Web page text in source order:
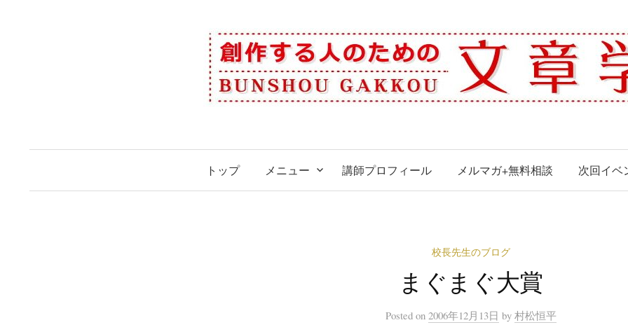
キ
トップ メニュー 講師プロフィール メルマガ+無料相談 次回イベ
校長先生のブログ
まぐまぐ大賞
Posted on 2006年12月13日 by 村松恒平